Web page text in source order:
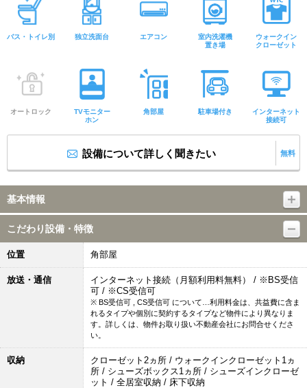
バス・トイレ別 独立洗面台 エアコン
室内洗濯機
置き場
ウォークイン
クローゼット
オートロック
TVモニター
ホン
角部屋 駐車場付き
インターネット
接続可
設備について詳しく聞きたい 無料
基本情報
こだわり設備・特徴
位置 角部屋
放送・通信
インターネット接続（月額利用料無料） / ※BS受信
可 / ※CS受信可
※ BS受信可 , CS受信可 について…利用料金は、共益費に含ま
れるタイプや個別に契約するタイプなど物件により異なりま
す。詳しくは、物件お取り扱い不動産会社にお問合せくださ
い。
収納
クローゼット2ヵ所 / ウォークインクローゼット1ヵ
所 / シューズボックス1ヵ所 / シューズインクローゼ
ット / 全居室収納 / 床下収納